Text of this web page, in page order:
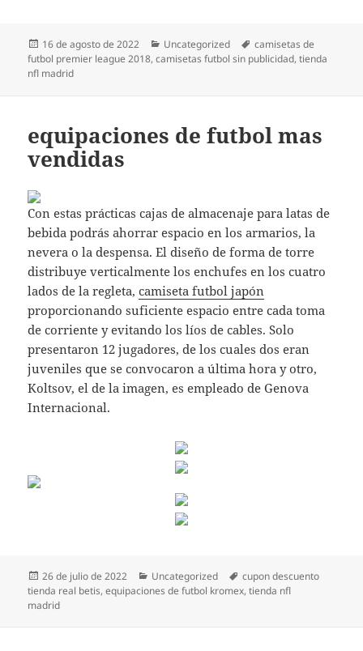
Publicado
el
16 de agosto de 2022 Categorías
Uncategorized Etiquetas
camisetas de
futbol premier league 2018,camisetas futbol sin publicidad,tienda
nfl madrid
equipaciones de futbol mas
vendidas
Con estas prácticas cajas de almacenaje para latas de
bebida podrás ahorrar espacio en los armarios, la
nevera o la despensa. El diseño de forma de torre
distribuye verticalmente los enchufes en los cuatro
lados de la regleta,camiseta futbol japón
proporcionando suficiente espacio entre cada toma
de corriente y evitando los líos de cables. Solo
presentaron 12 jugadores, de los cuales dos eran
juveniles que se convocaron a última hora y otro,
Koltsov, el de la imagen, es empleado de Genova
Internacional.
Publicado
el
26 de julio de 2022 Categorías
Uncategorized Etiquetas
cupon descuento
tienda real betis,equipaciones de futbol kromex,tienda nfl
madrid